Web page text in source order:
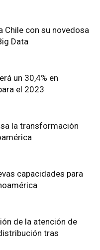
Chile con su novedosa
Data
un 30,4% en
el 2023
la transformación
capacidades para
de la atención de
tras